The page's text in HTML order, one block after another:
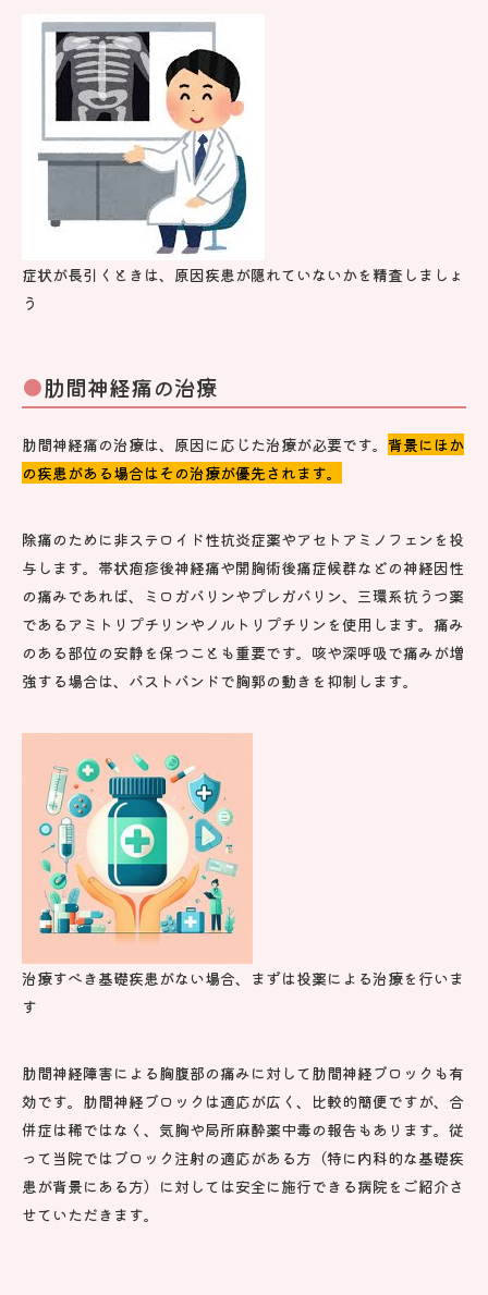
症状が長引くときは、原因疾患が隠れていないかを精査しましょ
う
肋間神経痛の治療
肋間神経痛の治療は、原因に応じた治療が必要です。 背景にほか
の疾患がある場合はその治療が優先されます。
除痛のために非ステロイド性抗炎症薬やアセトアミノフェンを投
与します。帯状疱疹後神経痛や開胸術後痛症候群などの神経因性
の痛みであれば、ミロガバリンやプレガバリン、三環系抗うつ薬
であるアミトリプチリンやノルトリプチリンを使用します。痛み
のある部位の安静を保つことも重要です。咳や深呼吸で痛みが増
強する場合は、バストバンドで胸郭の動きを抑制します。
治療すべき基礎疾患がない場合、まずは投薬による治療を行いま
す
肋間神経障害による胸腹部の痛みに対して肋間神経ブロックも有
効です。肋間神経ブロックは適応が広く、比較的簡便ですが、合
併症は稀ではなく、気胸や局所麻酔薬中毒の報告もあります。従
って当院ではブロック注射の適応がある方（特に内科的な基礎疾
患が背景にある方）に対しては安全に施行できる病院をご紹介さ
せていただきます。